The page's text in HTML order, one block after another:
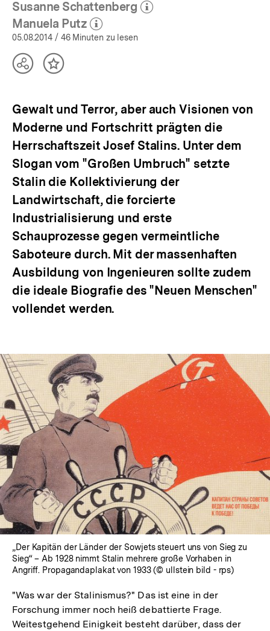
Susanne Schattenberg
(Mehr zum Autor)
Manuela Putz
(Mehr zum Autor)
öffnen
05.08.2014 / 46 Minuten zu lesen
TeilenInhalt
Gewalt und Terror, aber auch Visionen von
Moderne und Fortschritt prägten die
Herrschaftszeit Josef Stalins. Unter dem
Slogan vom "Großen Umbruch" setzte
Stalin die Kollektivierung der
Landwirtschaft, die forcierte
Industrialisierung und erste
Schauprozesse gegen vermeintliche
Saboteure durch. Mit der massenhaften
Ausbildung von Ingenieuren sollte zudem
die ideale Biografie des "Neuen Menschen"
vollendet werden.
In
Lightbox
öffnen
„Der Kapitän der Länder der Sowjets steuert uns von Sieg zu
Sieg“ – Ab 1928 nimmt Stalin mehrere große Vorhaben in
Angriff. Propagandaplakat von 1933 (© ullstein bild - rps)
"Was war der Stalinismus?" Das ist eine in der
Forschung immer noch heiß debattierte Frage.
Weitestgehend Einigkeit besteht darüber, dass der